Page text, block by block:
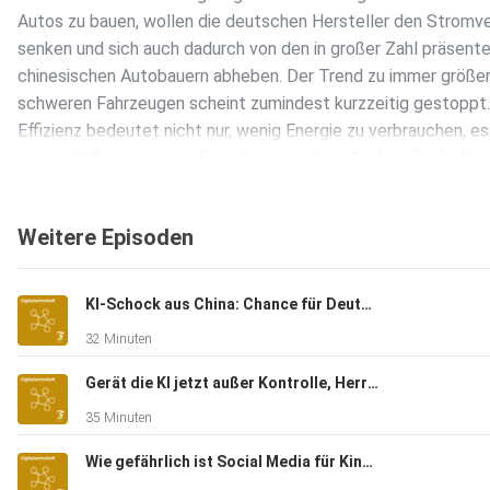
Autos zu bauen, wollen die deutschen Hersteller den
senken und sich auch dadurch von den in großer Zahl
chinesischen Autobauern abheben. Der Trend zu immer
schweren Fahrzeugen scheint zumindest kurzzeitig
Effizienz bedeutet nicht nur, wenig Energie zu verbrauchen,
werden. Solche Neuheiten tragen aber vorerst wenig zum
Einwohner Deutschlands entfallen, einen Verbrennungsmotor
haben. Können E-Fuels helfen? Und sind die wirklich so
wie oft behauptet?
Weitere Episoden
KI-Schock aus China: Chance für Deutschland?
32 Minuten
Gerät die KI jetzt außer Kontrolle, Herr Krüger?
35 Minuten
Wie gefährlich ist Social Media für Kinder, Herr Korte?